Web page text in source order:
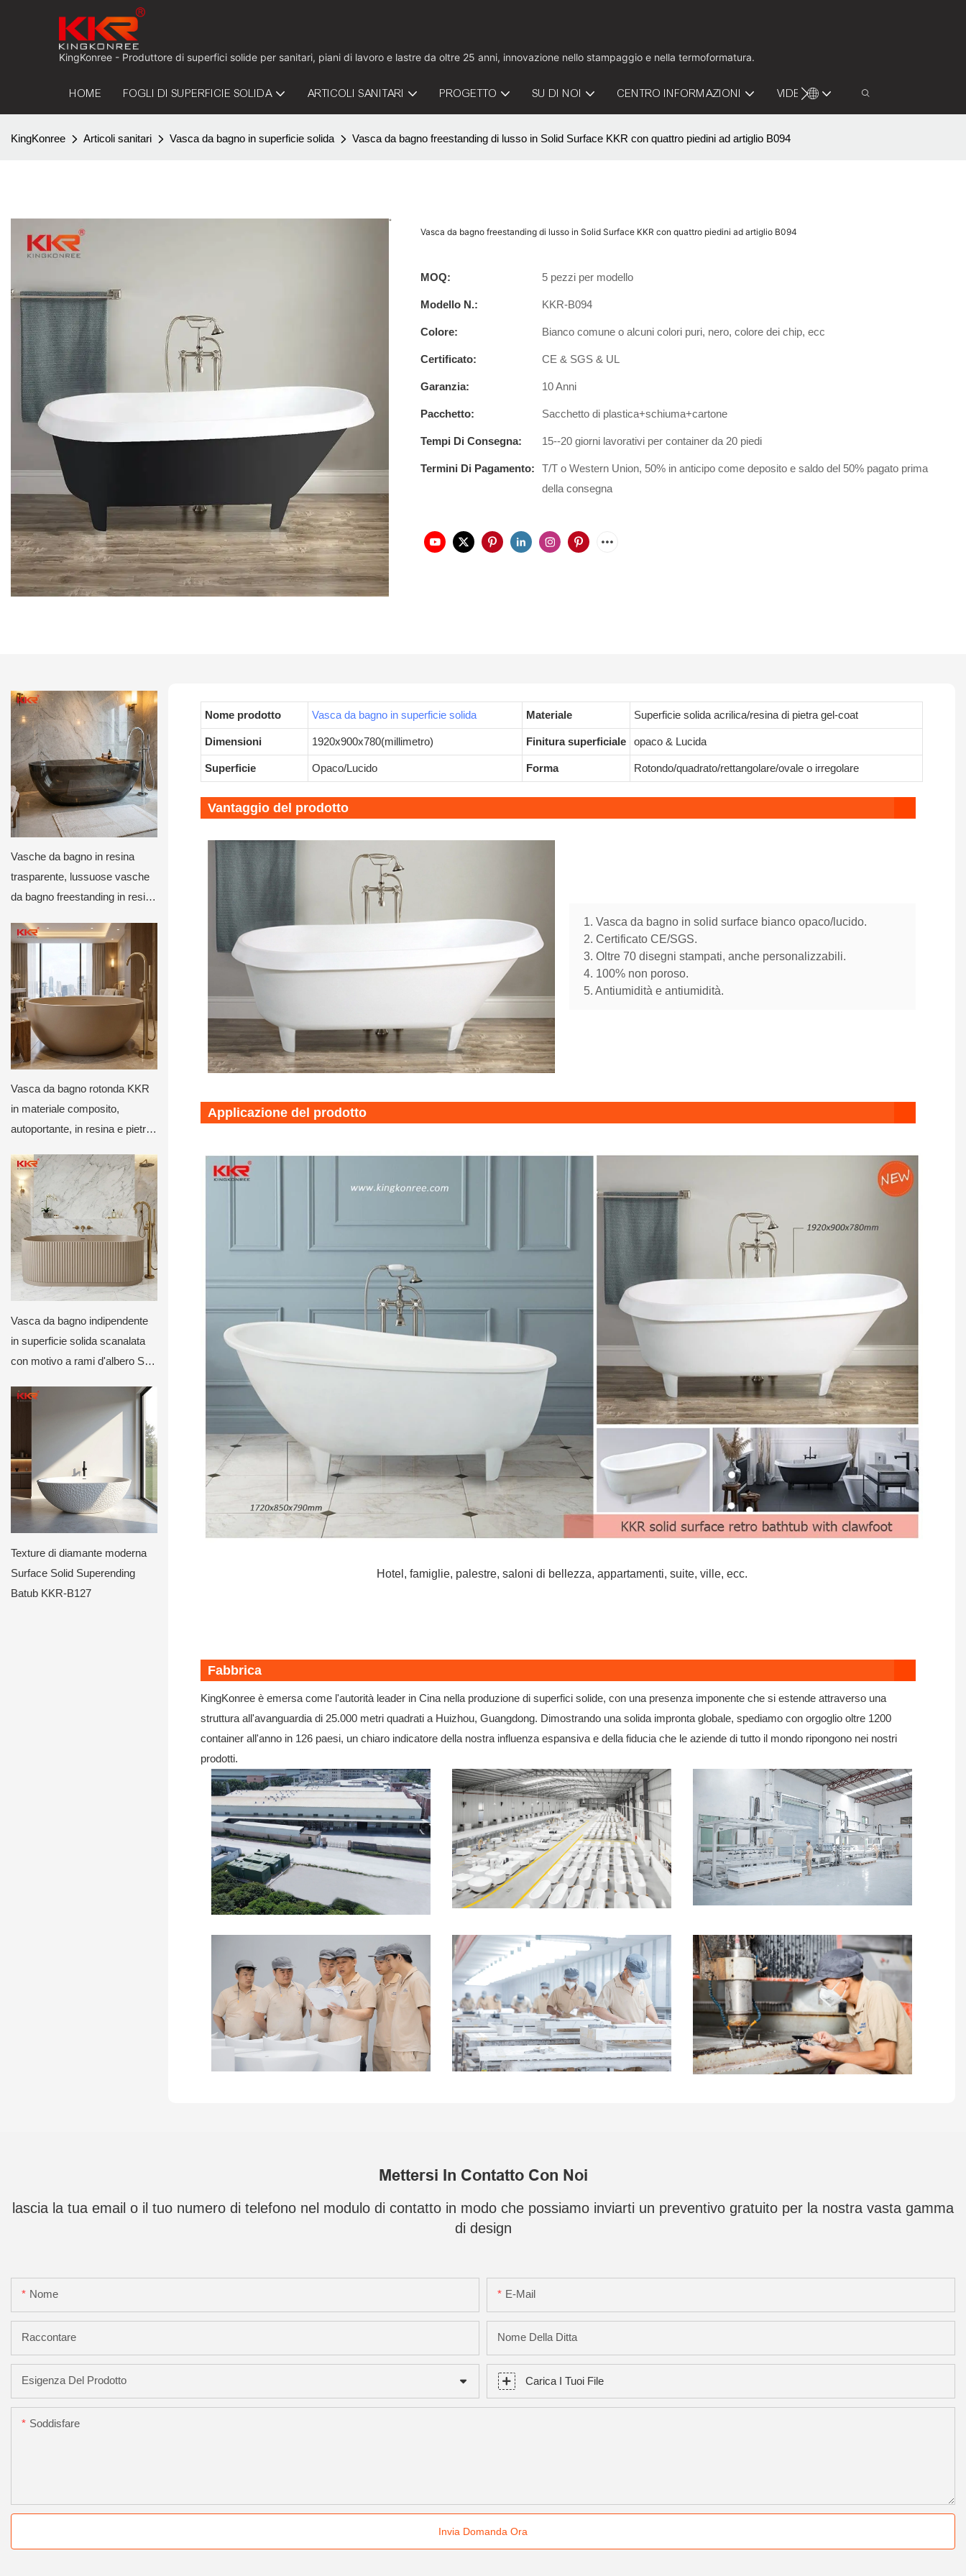
KingKonree - Produttore di superfici solide per sanitari, piani di lavoro e lastre da oltre 25 anni, innovazione nello stampaggio e nella termoformatura.
HOME FOGLI DI SUPERFICIE SOLIDA ARTICOLI SANITARI PROGETTO SU DI NOI CENTRO INFORMAZIONI VIDEO CONTATTACI
KingKonree Articoli sanitari Vasca da bagno in superficie solida Vasca da bagno freestanding di lusso in Solid Surface KKR con quattro piedini ad artiglio B094
Vasca da bagno freestanding di lusso in Solid Surface KKR con quattro piedini ad artiglio B094
MOQ: 5 pezzi per modello
Modello N.: KKR-B094
Colore: Bianco comune o alcuni colori puri, nero, colore dei chip, ecc
Certificato: CE & SGS & UL
Garanzia: 10 Anni
Pacchetto: Sacchetto di plastica+schiuma+cartone
Tempi Di Consegna: 15--20 giorni lavorativi per container da 20 piedi
Termini Di Pagamento:
T/T o Western Union, 50% in anticipo come deposito e saldo del 50% pagato prima
della consegna
Vasche da bagno in resina
trasparente, lussuose vasche
da bagno freestanding in resina
Vasca da bagno rotonda KKR
in materiale composito,
autoportante, in resina e pietra,
moderna, profonda, circolare,
beige opaco.
Vasca da bagno indipendente
in superficie solida scanalata
con motivo a rami d'albero SW
Texture di diamante moderna
Surface Solid Superending
Batub KKR-B127
Nome prodotto Vasca da bagno in superficie solida Materiale Superficie solida acrilica/resina di pietra gel-coat
Dimensioni 1920x900x780(millimetro) Finitura superficiale opaco & Lucida
Superficie Opaco/Lucido Forma Rotondo/quadrato/rettangolare/ovale o irregolare
Vantaggio del prodotto
1. Vasca da bagno in solid surface bianco opaco/lucido.
2. Certificato CE/SGS.
3. Oltre 70 disegni stampati, anche personalizzabili.
4. 100% non poroso.
5. Antiumidità e antiumidità.
Applicazione del prodotto
Hotel, famiglie, palestre, saloni di bellezza, appartamenti, suite, ville, ecc.
Fabbrica
KingKonree è emersa come l'autorità leader in Cina nella produzione di superfici solide, con una presenza imponente che si estende attraverso una
struttura all'avanguardia di 25.000 metri quadrati a Huizhou, Guangdong. Dimostrando una solida impronta globale, spediamo con orgoglio oltre 1200
container all'anno in 126 paesi, un chiaro indicatore della nostra influenza espansiva e della fiducia che le aziende di tutto il mondo ripongono nei nostri
prodotti.
Mettersi In Contatto Con Noi
lascia la tua email o il tuo numero di telefono nel modulo di contatto in modo che possiamo inviarti un preventivo gratuito per la nostra vasta gamma
di design
Nome E-Mail
Raccontare Nome Della Ditta
Esigenza Del Prodotto Carica I Tuoi File
Soddisfare
Invia Domanda Ora